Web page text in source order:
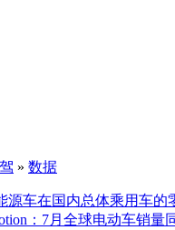
» 数据
源车在国内总体乘用车的
：7月全球电动车销量